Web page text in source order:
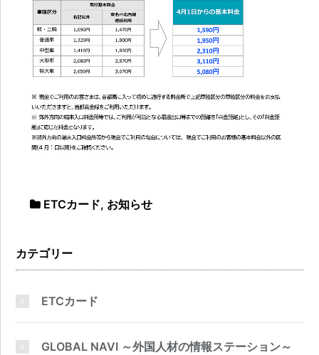
ETCカード, お知らせ
カテゴリー
ETCカード
GLOBAL NAVI ～外国人材の情報ステーション～